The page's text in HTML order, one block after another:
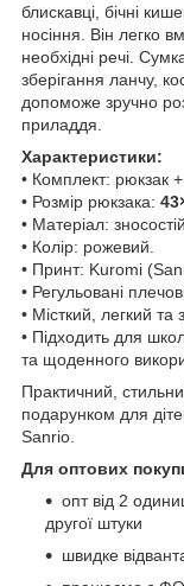
блискавці, бічні
носіння. Він легко
необхідні речі.
зберігання ланчу,
допоможе зручно
приладдя.
Характеристики:
• Комплект: рюкзак
• Розмір рюкзака:
• Матеріал:
• Колір: рожевий.
• Принт: Kuromi
• Регульовані
• Місткий, легкий та
• Підходить для
та щоденного
Практичний,
подарунком для
Sanrio.
Для оптових
опт від 2
другої штуки
швидке